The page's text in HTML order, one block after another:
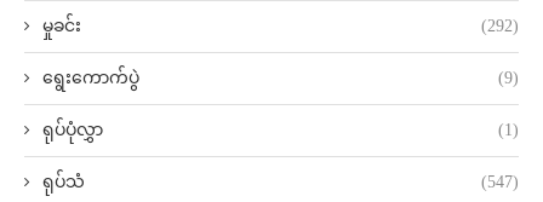
မှုခင်း (292)
ရွေးကောက်ပွဲ (9)
ရုပ်ပုံလွှာ (1)
ရုပ်သံ (547)